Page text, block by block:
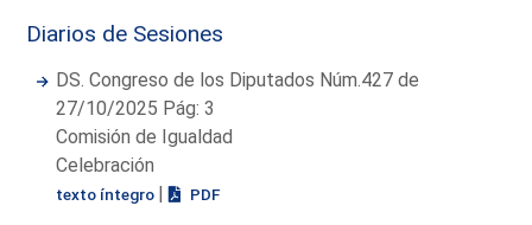
Diarios de Sesiones
DS. Congreso de los Diputados Núm.427 de
27/10/2025 Pág: 3
Comisión de Igualdad
Celebración
texto íntegro | PDF